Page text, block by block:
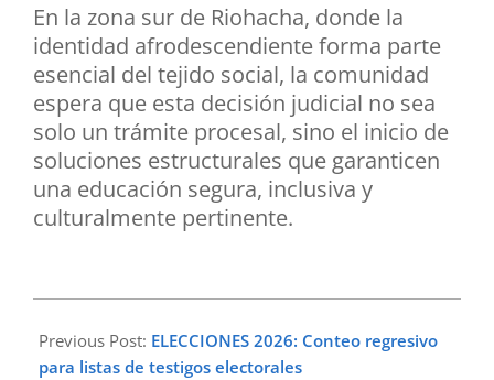
En la zona sur de Riohacha, donde la
identidad afrodescendiente forma parte
esencial del tejido social, la comunidad
espera que esta decisión judicial no sea
solo un trámite procesal, sino el inicio de
soluciones estructurales que garanticen
una educación segura, inclusiva y
culturalmente pertinente.
02-
19
Previous Post: ELECCIONES 2026: Conteo regresivo
para listas de testigos electorales